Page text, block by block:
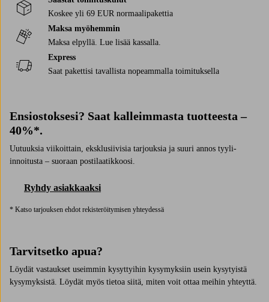
Koskee yli 69 EUR normaalipakettia
Maksa myöhemmin
Maksa elpyllä. Lue lisää kassalla.
Express
Saat pakettisi tavallista nopeammalla toimituksella
Ensiostoksesi? Saat kalleimmasta tuotteesta –
40%*.
Uutuuksia viikoittain, eksklusiivisia tarjouksia ja suuri annos tyyli-
innoitusta – suoraan postilaatikkoosi.
Ryhdy asiakkaaksi
* Katso tarjouksen ehdot rekisteröitymisen yhteydessä
Tarvitsetko apua?
Löydät vastaukset useimmin kysyttyihin kysymyksiin usein kysytyistä
kysymyksistä. Löydät myös tietoa siitä, miten voit ottaa meihin yhteyttä.